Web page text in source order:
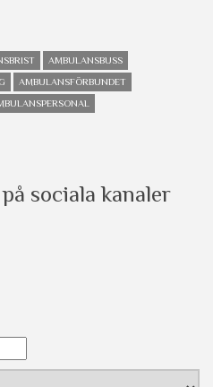
AMBULANSBUSS
AMBULANSFÖRBUNDET
sociala kanaler